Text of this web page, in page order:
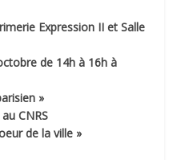
Expression II et Salle
de 14h à 16h à
»
CNRS
de la ville »